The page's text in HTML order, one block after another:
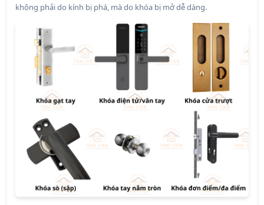
không phải do kính bị phá, mà do khóa bị mở dễ dàng.